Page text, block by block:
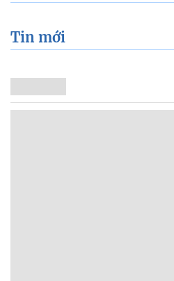
Tin mới